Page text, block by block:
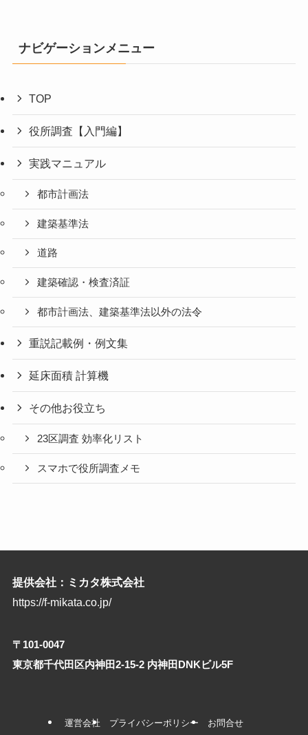
ナビゲーションメニュー
TOP
役所調査【入門編】
実践マニュアル
都市計画法
建築基準法
道路
建築確認・検査済証
都市計画法、建築基準法以外の法令
重説記載例・例文集
延床面積 計算機
その他お役立ち
23区調査 効率化リスト
スマホで役所調査メモ
提供会社：ミカタ株式会社
https://f-mikata.co.jp/
〒101-0047
東京都千代田区内神田2-15-2 内神田DNKビル5F
運営会社 プライバシーポリシー お問合せ